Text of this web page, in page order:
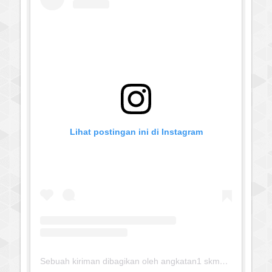
Lihat postingan ini di Instagram
Sebuah kiriman dibagikan oleh angkatan1 skmm 2020 (@albayaanyinfo)